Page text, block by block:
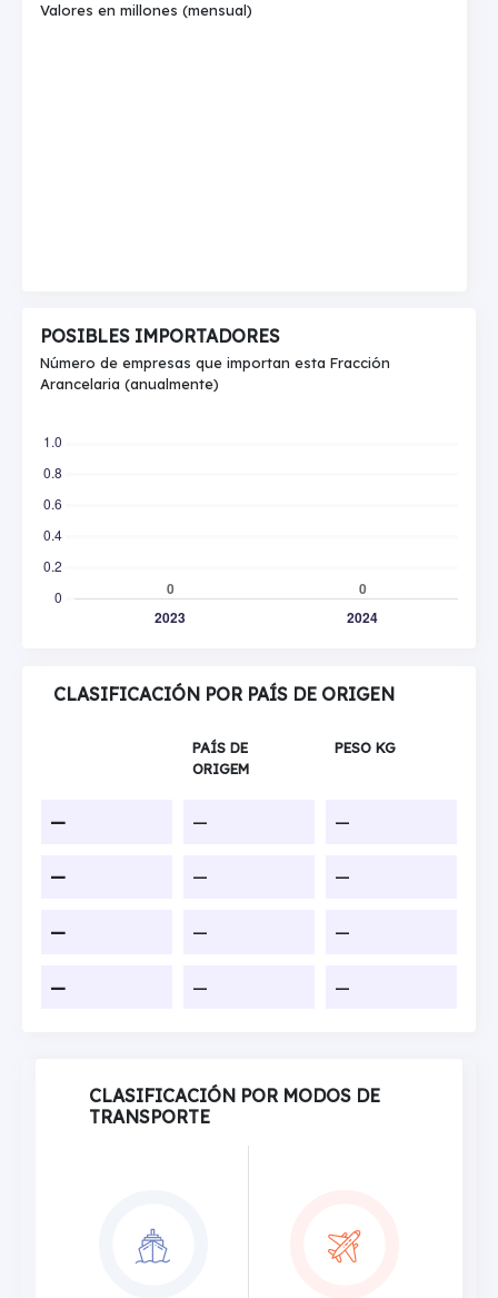
Valores en millones (mensual)
POSIBLES IMPORTADORES
Número de empresas que importan esta Fracción
Arancelaria (anualmente)
CLASIFICACIÓN POR PAÍS DE ORIGEN
PAÍS DE
ORIGEM
PESO KG
— — —
— — —
— — —
— — —
CLASIFICACIÓN POR MODOS DE
TRANSPORTE